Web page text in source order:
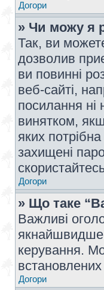
Догори
» Чи можу я
Так, ви
дозволив
ви повинні
веб-сайті,
посилання ні
винятком,
яких
захищені
Догори
» Що таке
Важливі
керування.
Догори